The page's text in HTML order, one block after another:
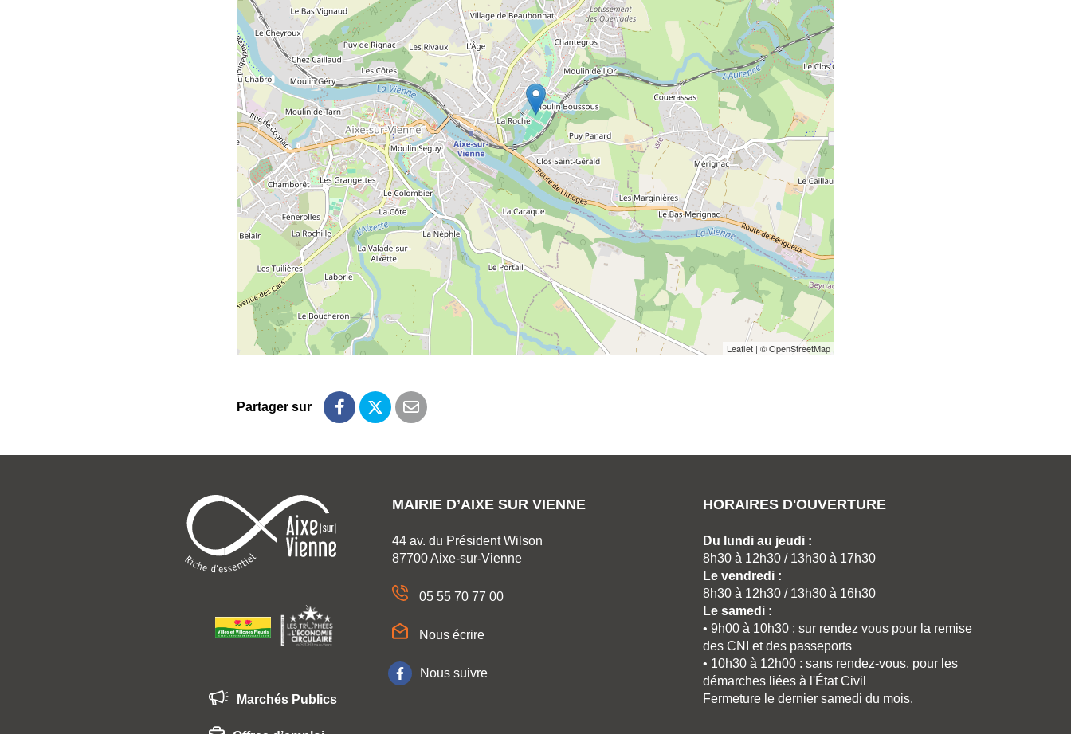
Leaflet | ©OpenStreetMap
Partager sur
Partager sur Facebook
Partager sur Twitter
Partager par email
Marchés Publics
MAIRIE D’AIXE SUR VIENNE
44 av. du Président Wilson
87700 Aixe-sur-Vienne
05 55 70 77 00
Nous écrire
Nous suivre
HORAIRES D'OUVERTURE
Du lundi au jeudi :
8h30 à 12h30 / 13h30 à 17h30
Le vendredi :
8h30 à 12h30 / 13h30 à 16h30
Le samedi :
• 9h00 à 10h30 : sur rendez vous pour la remise
des CNI et des passeports
• 10h30 à 12h00 : sans rendez-vous, pour les
démarches liées à l'État Civil
Fermeture le dernier samedi du mois.